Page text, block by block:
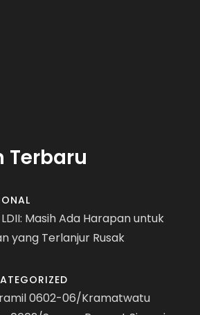
Terbaru
LDII: Masih Ada Harapan untuk
yang Terlanjur Rusak
0602-06/Kramatwatu